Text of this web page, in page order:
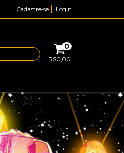
Cadastre-se Login
0
R$0,00